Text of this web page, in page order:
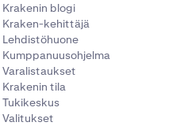
Krakenin blogi
Kraken-kehittäjä
Lehdistöhuone
Kumppanuusohjelma
Varalistaukset
Krakenin tila
Tukikeskus
Valitukset